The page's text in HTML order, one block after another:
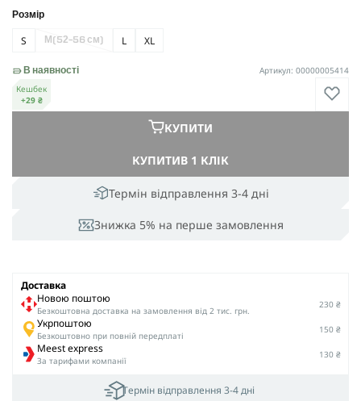
Розмір
S M (52-56 см) L XL
Термін відправлення 3-4 дні
Знижка 5% на перше замовлення
КУПИТИВ 1 КЛІК
КУПИТИ
В наявності
Артикул: 00000005414
Кешбек
+29 ₴
Доставка
Новою поштою
Безкоштовна доставка на замовлення від 2 тис. грн.
230 ₴
Укрпоштою
Безкоштовно при повній передплаті
150 ₴
Meest express
За тарифами компанії
130 ₴
Термін відправлення 3-4 дні